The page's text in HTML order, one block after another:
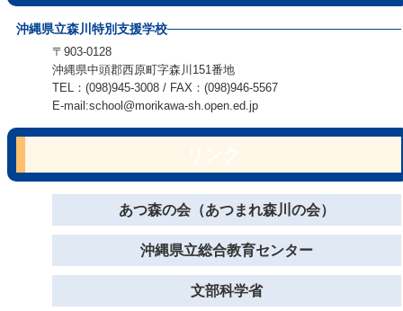
沖縄県立森川特別支援学校
〒903-0128
沖縄県中頭郡西原町字森川151番地
TEL：(098)945-3008 / FAX：(098)946-5567
E-mail:school@morikawa-sh.open.ed.jp
あつ森の会（あつまれ森川の会）
沖縄県立総合教育センター
文部科学省